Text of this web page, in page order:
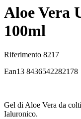
Aloe Vera
100ml
Riferimento 8217
Ean13 8436542282178
Gel di Aloe Vera da
Ialuronico.